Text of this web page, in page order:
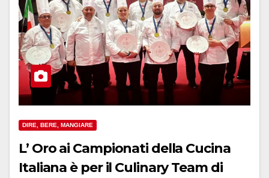
DIRE, BERE, MANGIARE
L’ Oro ai Campionati della Cucina
Italiana è per il Culinary Team di